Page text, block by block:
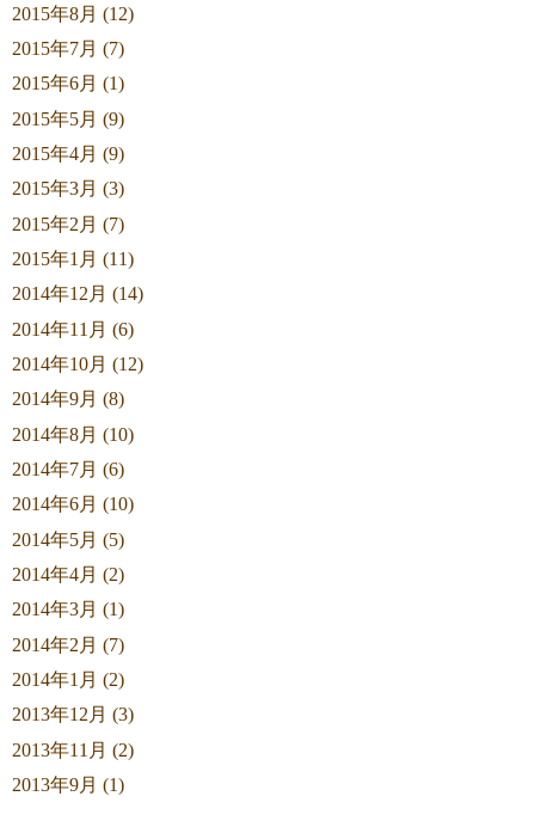
2015年8月 (12)
2015年7月 (7)
2015年6月 (1)
2015年5月 (9)
2015年4月 (9)
2015年3月 (3)
2015年2月 (7)
2015年1月 (11)
2014年12月 (14)
2014年11月 (6)
2014年10月 (12)
2014年9月 (8)
2014年8月 (10)
2014年7月 (6)
2014年6月 (10)
2014年5月 (5)
2014年4月 (2)
2014年3月 (1)
2014年2月 (7)
2014年1月 (2)
2013年12月 (3)
2013年11月 (2)
2013年9月 (1)